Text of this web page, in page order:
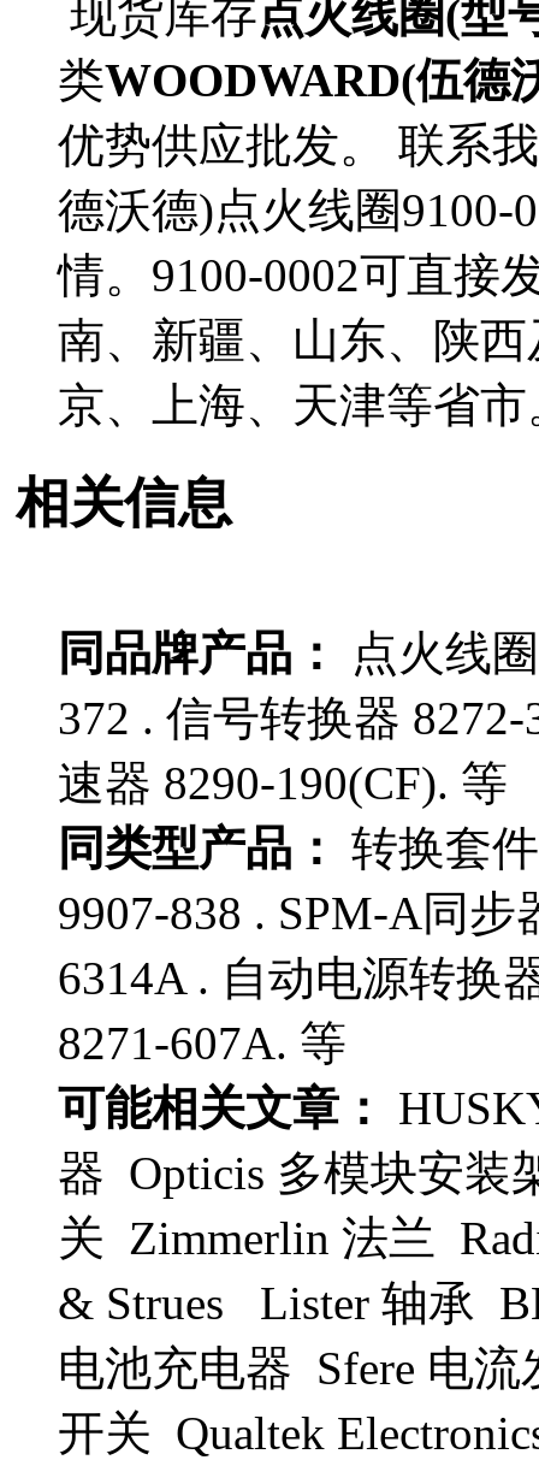
现货库存点火线圈(型
类WOODWARD(伍德
优势供应批发。 联系
德沃德)点火线圈9100-
情。9100-0002可直接
南、新疆、山东、陕
京、上海、天津等省市
相关信息
同品牌产品：
点火线
372 . 信号转换器
速器 8290-190(CF). 等
同类型产品： 转换套
9907-838 . SPM-A同
6314A . 自动电源转换
8271-607A. 等
可能相关文章：
器 Opticis 多模块安装
关 Zimmerlin 法兰
& Strues Lister 轴承
电池充电器 Sfere 电流
开关 Qualtek